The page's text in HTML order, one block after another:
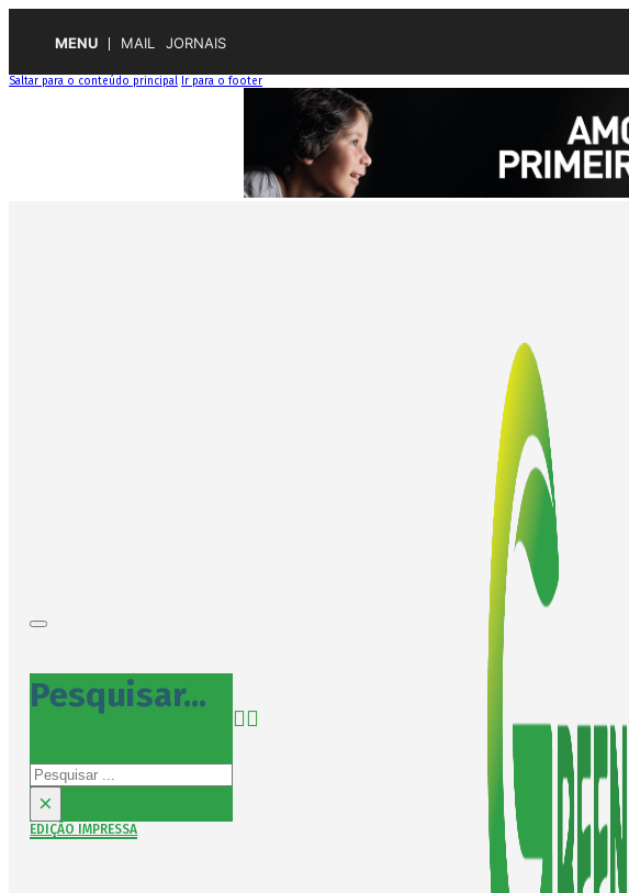
MENU MAIL JORNAIS
Saltar para o conteúdo principal Ir para o footer
Pesquisar...
Pesquisar
×
EDIÇÃO IMPRESSA